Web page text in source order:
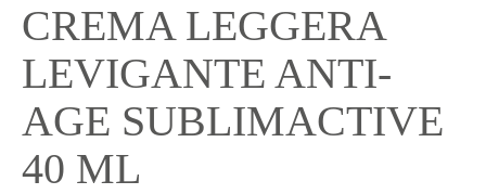
CREMA LEGGERA
LEVIGANTE ANTI-
AGE SUBLIMACTIVE
40 ML